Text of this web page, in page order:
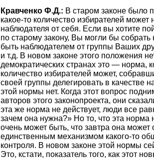
Кравченко Ф.Д.: В старом законе было
какое-то количество избирателей может
наблюдателя от себя. Если вы хотите
по старому закону, Вы могли бы собрать
быть наблюдателем от группы Ваших
и т.д. В новом законе этого положения
демократических странах это — норма,
количество избирателей может,
своей группы делегировать в качестве
этой нормы нет. Когда этот вопрос
авторов этого законопроекта, они
эта же норма не действует, люди все
зачем она нужна?» Но то, что эта норма
очень может быть, что завтра она может
единственным механизмом какого-то
контроля. В новом законе этой нормы
Это, кстати, показатель того, как этот